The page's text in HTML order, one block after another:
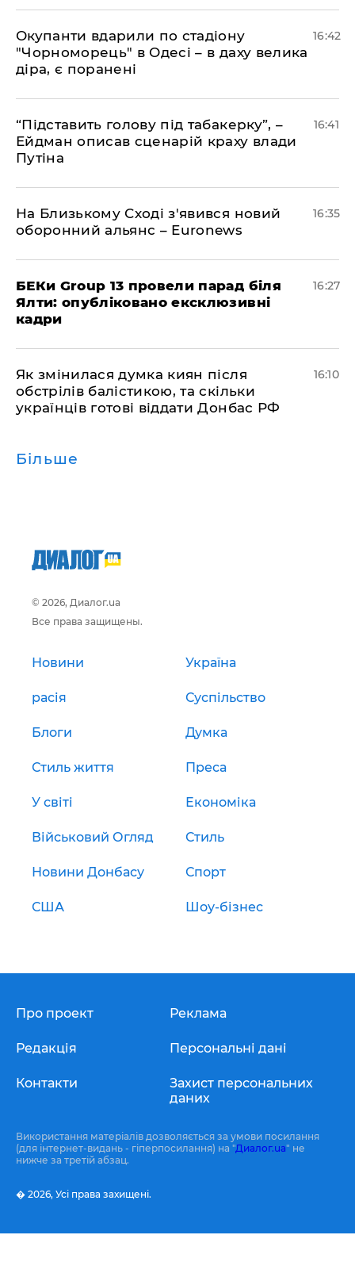
​Окупанти вдарили по стадіону
"Чорноморець" в Одесі – в даху велика
діра, є поранені
16:42
​“Підставить голову під табакерку”, –
Ейдман описав сценарій краху влади
Путіна
16:41
На Близькому Сході з'явився новий
оборонний альянс – Euronews
16:35
БЕКи Group 13 провели парад біля
Ялти: опубліковано ексклюзивні
кадри
16:27
Як змінилася думка киян після
обстрілів балістикою, та скільки
українців готові віддати Донбас РФ
16:10
Більше
© 2026, Диалог.ua
Все права защищены.
Новини Україна
расія Суспільство
Блоги Думка
Стиль життя Преса
У світі Економіка
Військовий Огляд Стиль
Новини Донбасу Спорт
США Шоу-бізнес
Про проект
Редакція
Контакти
Реклама
Персональні дані
Захист персональних
даних
Використання матеріалів дозволяється за умови посилання
(для інтернет-видань - гіперпосилання) на "Диалог.ua" не
нижче за третій абзац.
� 2026, Усі права захищені.